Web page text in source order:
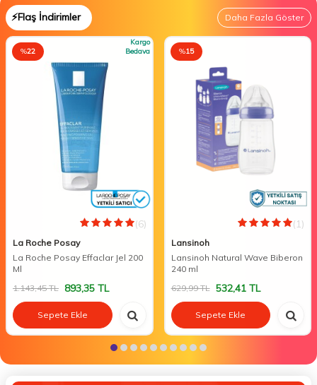
⚡Flaş İndirimler Daha Fazla Göster
%22
Kargo
Bedava
(6)
La Roche Posay
La Roche Posay Effaclar Jel 200
Ml
1.143,45TL 893,35 TL
Sepete Ekle
%15
(1)
Lansinoh
Lansinoh Natural Wave Biberon
240 ml
629,99TL 532,41TL
Sepete Ekle